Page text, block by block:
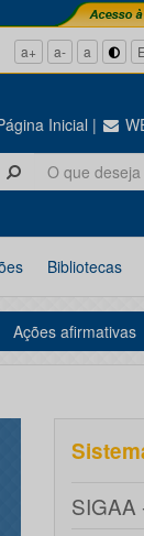
a+ a- a
Inicial |
Bibliotecas
Ações afirmativas
SIGAA